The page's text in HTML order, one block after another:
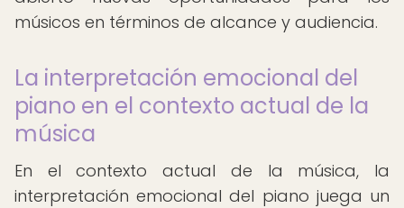
músicos en términos de alcance y audiencia.
La interpretación emocional del
piano en el contexto actual de la
música
En el contexto actual de la música, la
interpretación emocional del piano juega un